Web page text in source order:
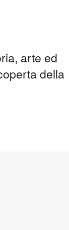
arte ed
della